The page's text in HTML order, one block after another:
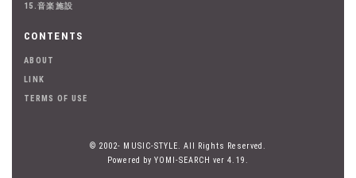
15.音楽施設
CONTENTS
ABOUT
LINK
TERMS OF USE
© 2002- MUSIC-STYLE. All Rights Reserved.
Powered by YOMI-SEARCH ver 4.19.